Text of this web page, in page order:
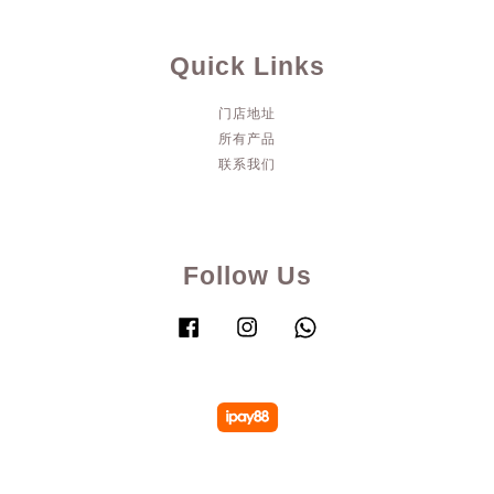
Quick Links
门店地址
所有产品
联系我们
Follow Us
Facebook Instagram